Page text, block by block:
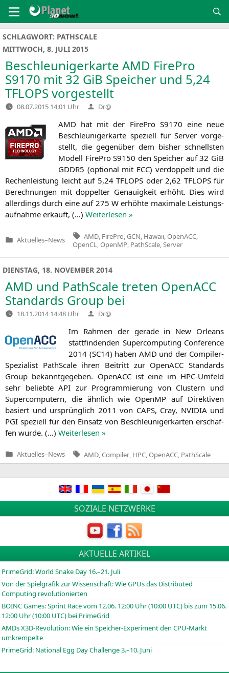
Inhalt
springen
SCHLAGWORT: PATHSCALE
MITTWOCH, 8. JULI 2015
Beschleunigerkarte AMD FirePro
S9170 mit 32 GiB Speicher und 5,24
TFLOPS vorgestellt
08.07.2015 14:01 Uhr Verfasst
von
Dr@
AMD hat mit der Fire­Pro S9170 eine neue
Beschleu­ni­ger­kar­te spe­zi­ell für Ser­ver vor­ge­
stellt, die gegen­über dem bis­her schnells­ten
Modell Fire­ProS9150 den Spei­cher auf 32 GiB
GDDR5 (optio­nal mit ECC) ver­dop­pelt und die
Rechen­leis­tung leicht auf 5,24 TFLOPS oder 2,62 TFLOPSfür
Berech­nun­gen mit dop­pel­ter Genau­ig­keit erhöht. Dies wird
aller­dings durch eine auf 275 W erhöh­te maxi­ma­le Leis­tungs­
auf­nah­me erkauft, (…) Wei­ter­le­sen »
Veröffentlicht
Aktuelles–News
Tags:
AMD FirePro GCN Hawaii OpenACC
OpenCL OpenMP PathScale, Server
DIENSTAG, 18. NOVEMBER 2014
AMD und PathScale treten OpenACC
Standards Group bei
18.11.2014 14:48 Uhr Verfasst
von
Dr@
Im Rah­men der gera­de in New Orleans
statt­fin­den­den Super­com­pu­ting Con­fe­rence
2014 (SC14) haben AMD und der Com­pi­ler-
Spe­zia­list PathSca­le ihren Bei­tritt zur Open­ACC Stan­dards
Group bekannt­ge­ge­ben. Open­ACC ist eine im HPC-Umfeld
sehr belieb­teAPI zur Pro­gram­mie­rung von Clus­tern und
Super­com­pu­tern, die ähn­lich wie OpenMP auf Direk­ti­ven
basiert und ursprüng­lich 2011 von CAPS, Cray, NVIDIA und
PGI spe­zi­ell für den Ein­satz von Beschleu­ni­ger­kar­ten erschaf­
fen wur­de. (…) Wei­ter­le­sen »
Veröffentlicht
in
Aktuelles–News Tags:
AMD Compiler HPC OpenACC PathScale
SOZIALE NETZWERKE
AKTUELLE ARTIKEL
PrimeGrid: World Snake Day 16.–21. Juli
Von der Spielgrafik zur Wissenschaft: Wie GPUs das Distributed
Computing revolutionierten
BOINCGames: Sprint Race vom 12.06. 12:00 Uhr (10:00 UTC) bis zum 15.06.
12:00 Uhr (10:00 UTC) bei PrimeGrid
AMDs X3D-Revolution: Wie ein Speicher-Experiment den CPU-Markt
umkrempelte
PrimeGrid: National Egg Day Challenge 3.–10. Juni